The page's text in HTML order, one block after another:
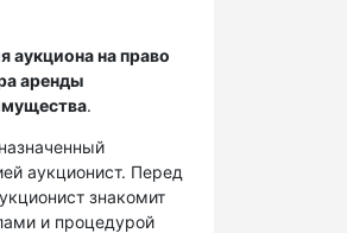
аукциона на право
аренды
.
аукционист. Перед
знакомит
и процедурой